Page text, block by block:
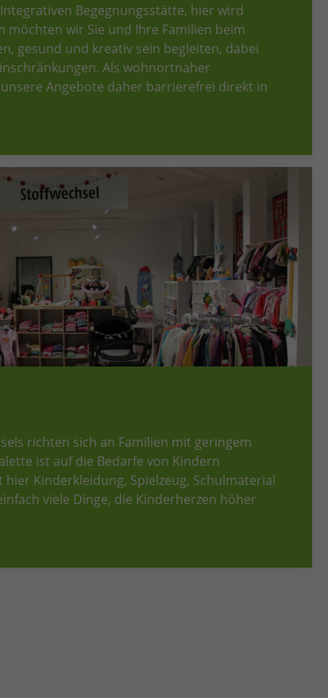
Begegnungsstätte, hier wird
möchten wir Sie und Ihre Familien beim
gesund und kreativ sein begleiten, dabei
Als wohnortnaher
Angebote daher barrierefrei direkt in
richten sich an Familien mit geringem
ist auf die Bedarfe von Kindern
Kinderkleidung, Spielzeug, Schulmaterial
viele Dinge, die Kinderherzen höher